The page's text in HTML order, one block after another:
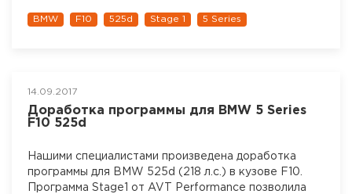
BMW F10 525d Stage 1 5 Series
14.09.2017
Доработка программы для BMW 5 Series
F10 525d
Нашими специалистами произведена доработка
программы для BMW 525d (218 л.с.) в кузове F10.
Программа Stage1 от AVT Performance позволила